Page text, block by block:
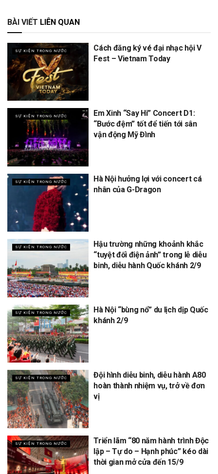
BÀI VIẾT LIÊN QUAN
SỰ KIỆN TRONG NƯỚC
Cách đăng ký vé đại nhạc hội V
Fest – Vietnam Today
SỰ KIỆN TRONG NƯỚC
Em Xinh “Say Hi” Concert D1:
“Bước đệm” tốt để tiến tới sân
vận động Mỹ Đình
SỰ KIỆN TRONG NƯỚC
Hà Nội hưởng lợi với concert cá
nhân của G-Dragon
SỰ KIỆN TRONG NƯỚC
Hậu trường những khoảnh khắc
“tuyệt đối điện ảnh” trong lễ diễu
binh, diễu hành Quốc khánh 2/9
SỰ KIỆN TRONG NƯỚC
Hà Nội “bùng nổ” du lịch dịp Quốc
khánh 2/9
SỰ KIỆN TRONG NƯỚC
Đội hình diễu binh, diễu hành A80
hoàn thành nhiệm vụ, trở về đơn
vị
SỰ KIỆN TRONG NƯỚC
Triển lãm “80 năm hành trình Độc
lập – Tự do – Hạnh phúc” kéo dài
thời gian mở cửa đến 15/9